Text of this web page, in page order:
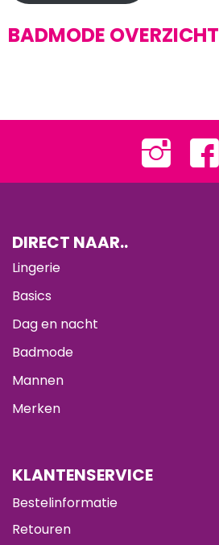
BADMODE OVERZICHT
DIRECT NAAR..
Lingerie
Basics
Dag en nacht
Badmode
Mannen
Merken
KLANTENSERVICE
Bestelinformatie
Retouren